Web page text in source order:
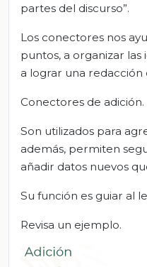
partes del discurso”.
Los conectores nos
puntos, a organizar las
a lograr una redacción
Conectores de adición.
Son utilizados para
además, permiten
añadir datos nuevos
Su función es guiar al
Revisa un ejemplo.